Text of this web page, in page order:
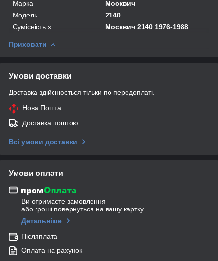
Марка
Москвич
Модель
2140
Сумісність з:
Москвич 2140 1976-1988
Приховати
Умови доставки
Доставка здійснюється тільки по передоплаті.
Нова Пошта
Доставка поштою
Всі умови доставки
Умови оплати
Ви отримаєте замовлення
або гроші повернуться на вашу картку
Детальніше
Післяплата
Оплата на рахунок